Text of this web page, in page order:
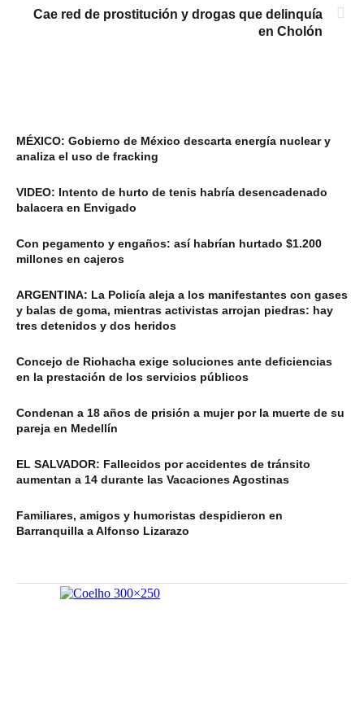
Cae red de prostitución y drogas que delinquía
en Cholón
MÉXICO: Gobierno de México descarta energía nuclear y
analiza el uso de fracking
VIDEO: Intento de hurto de tenis habría desencadenado
balacera en Envigado
Con pegamento y engaños: así habrían hurtado $1.200
millones en cajeros
ARGENTINA: La Policía aleja a los manifestantes con gases
y balas de goma, mientras activistas arrojan piedras: hay
tres detenidos y dos heridos
Concejo de Riohacha exige soluciones ante deficiencias
en la prestación de los servicios públicos
Condenan a 18 años de prisión a mujer por la muerte de su
pareja en Medellín
EL SALVADOR: Fallecidos por accidentes de tránsito
aumentan a 14 durante las Vacaciones Agostinas
Familiares, amigos y humoristas despidieron en
Barranquilla a Alfonso Lizarazo